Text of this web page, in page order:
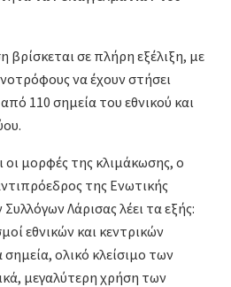
βρίσκεται σε πλήρη εξέλιξη, με
να έχουν στήσει
110 σημεία του εθνικού και
οι μορφές της κλιμάκωσης, ο
της Ενωτικής
Λάρισας λέει τα εξής:
εθνικών και κεντρικών
ολικό κλείσιμο των
μεγαλύτερη χρήση των